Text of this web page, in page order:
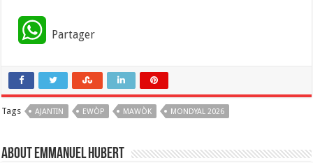
W
a
t
Partager
Tags AJANTIN EWÒP MAWÒK MONDYAL 2026
About Emmanuel Hubert